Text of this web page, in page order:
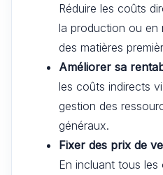
Réduire les coûts
la production ou en
des matières
Améliorer sa
les coûts indirects
gestion des
généraux.
Fixer des prix de
En incluant tous les